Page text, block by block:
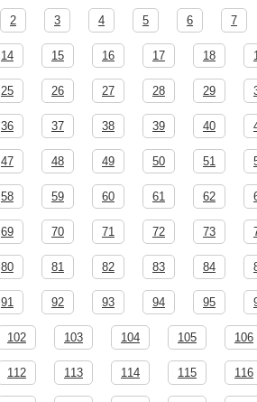
2 3 4 5 6 7
14 15 16 17 18
25 26 27 28 29
36 37 38 39 40
47 48 49 50 51
58 59 60 61 62
69 70 71 72 73
80 81 82 83 84
91 92 93 94 95
102 103 104 105 106
112 113 114 115 116